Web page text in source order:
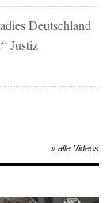
Deutschland
Justiz
» alle Videos